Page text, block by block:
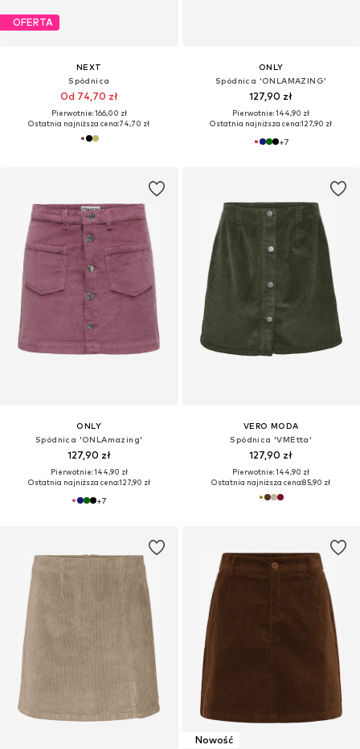
OFERTA
NEXT
Spódnica
Od 74,70 zł
Pierwotnie: 166,00 zł
Ostatnia najniższa cena:74,70 zł
ONLY
Spódnica 'ONLAMAZING'
127,90 zł
Pierwotnie: 144,90 zł
Ostatnia najniższa cena:127,90 zł
+7
ONLY
Spódnica 'ONLAmazing'
127,90 zł
Pierwotnie: 144,90 zł
Ostatnia najniższa cena:127,90 zł
+7
VERO MODA
Spódnica 'VMEtta'
127,90 zł
Pierwotnie: 144,90 zł
Ostatnia najniższa cena:85,90 zł
Nowość